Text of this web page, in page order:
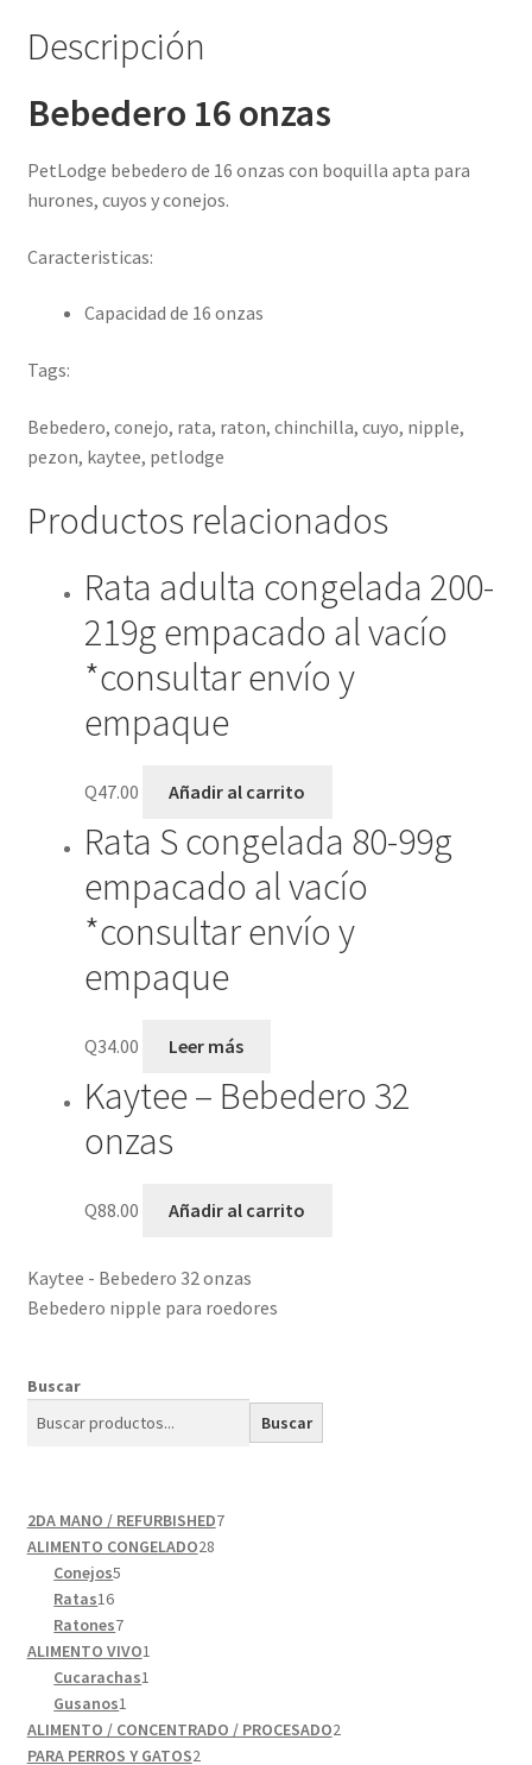
huron,
conejo
Descripción
Bebedero 16 onzas
PetLodge bebedero de 16 onzas con boquilla apta para
hurones, cuyos y conejos.
Caracteristicas:
Capacidad de 16 onzas
Tags:
Bebedero, conejo, rata, raton, chinchilla, cuyo, nipple,
pezon, kaytee, petlodge
Productos relacionados
Rata adulta congelada 200-
219g empacado al vacío
*consultar envío y
empaque
Q47.00 Añadir al carrito
Rata S congelada 80-99g
empacado al vacío
*consultar envío y
empaque
Q34.00 Leer más
Kaytee – Bebedero 32
onzas
Q88.00 Añadir al carrito
Kaytee - Bebedero 32 onzas
Bebedero nipple para roedores
Buscar
Buscar
2DA MANO / REFURBISHED77
ALIMENTO CONGELADO2828
Conejos5
Ratas1616
productos
Ratones77
productos
ALIMENTO VIVO1
Cucarachas1
Gusanos1
producto
ALIMENTO / CONCENTRADO / PROCESADO22
PARA PERROS Y GATOS22